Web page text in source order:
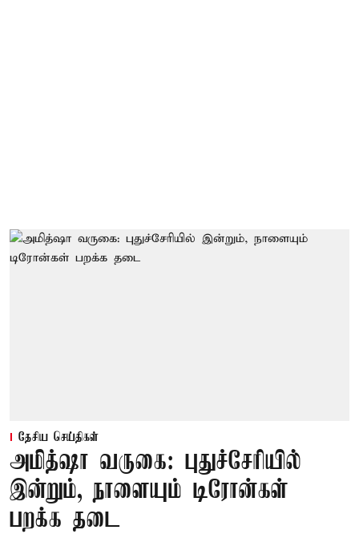
தேசிய செய்திகள்
அமித்ஷா வருகை: புதுச்சேரியில்
இன்றும், நாளையும் டிரோன்கள்
பறக்க தடை